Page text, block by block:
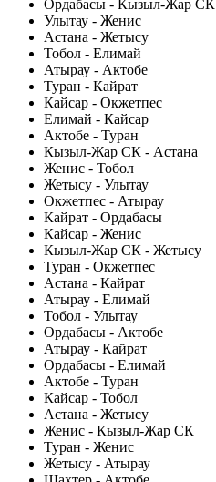
Ордабасы - Кызыл-Жар СК
Улытау - Женис
Астана - Жетысу
Тобол - Елимай
Атырау - Актобе
Туран - Кайрат
Кайсар - Окжетпес
Елимай - Кайсар
Актобе - Туран
Кызыл-Жар СК - Астана
Женис - Тобол
Жетысу - Улытау
Окжетпес - Атырау
Кайрат - Ордабасы
Кайсар - Женис
Кызыл-Жар СК - Жетысу
Туран - Окжетпес
Астана - Кайрат
Атырау - Елимай
Тобол - Улытау
Ордабасы - Актобе
Атырау - Кайрат
Ордабасы - Елимай
Актобе - Туран
Кайсар - Тобол
Астана - Жетысу
Женис - Кызыл-Жар СК
Туран - Женис
Жетысу - Атырау